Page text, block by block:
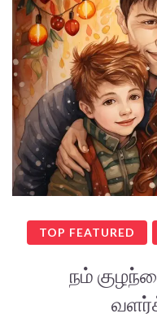
TOP FEATURED
நம்